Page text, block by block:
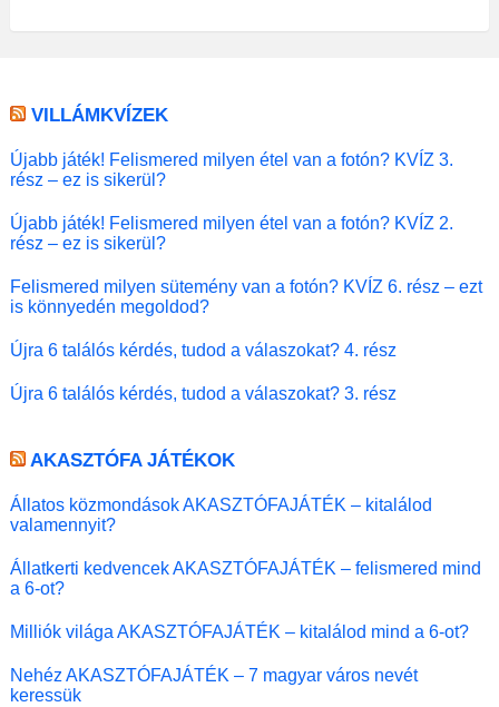
VILLÁMKVÍZEK
Újabb játék! Felismered milyen étel van a fotón? KVÍZ 3.
rész – ez is sikerül?
Újabb játék! Felismered milyen étel van a fotón? KVÍZ 2.
rész – ez is sikerül?
Felismered milyen sütemény van a fotón? KVÍZ 6. rész – ezt
is könnyedén megoldod?
Újra 6 találós kérdés, tudod a válaszokat? 4. rész
Újra 6 találós kérdés, tudod a válaszokat? 3. rész
AKASZTÓFA JÁTÉKOK
Állatos közmondások AKASZTÓFAJÁTÉK – kitalálod
valamennyit?
Állatkerti kedvencek AKASZTÓFAJÁTÉK – felismered mind
a 6-ot?
Milliók világa AKASZTÓFAJÁTÉK – kitalálod mind a 6-ot?
Nehéz AKASZTÓFAJÁTÉK – 7 magyar város nevét
keressük